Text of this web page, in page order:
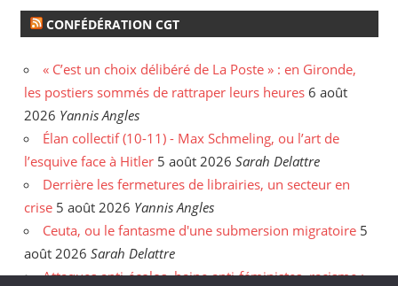
CONFÉDÉRATION CGT
« C’est un choix délibéré de La Poste » : en Gironde,
les postiers sommés de rattraper leurs heures 6 août
2026 Yannis Angles
Élan collectif (10-11) - Max Schmeling, ou l’art de
l’esquive face à Hitler 5 août 2026 Sarah Delattre
Derrière les fermetures de librairies, un secteur en
crise 5 août 2026 Yannis Angles
Ceuta, ou le fantasme d'une submersion migratoire 5
août 2026 Sarah Delattre
Attaques anti-écolos, haine anti-féministes, racisme :